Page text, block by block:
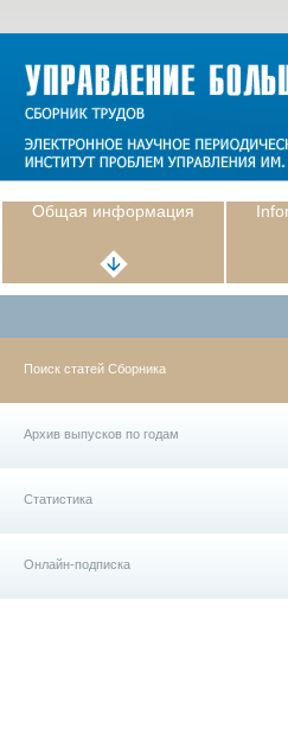
Общая информация
Поиск статей Сборника
Архив выпусков по годам
Статистика
Онлайн-подписка